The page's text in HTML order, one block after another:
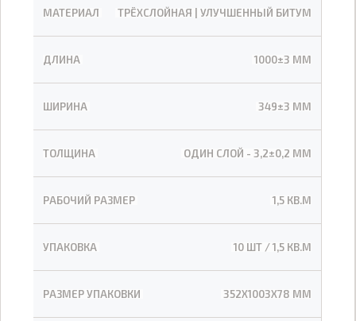
МАТЕРИАЛ ТРЁХСЛОЙНАЯ | УЛУЧШЕННЫЙ БИТУМ
ДЛИНА 1000±3 ММ
ШИРИНА 349±3 ММ
ТОЛЩИНА ОДИН СЛОЙ - 3,2±0,2 ММ
РАБОЧИЙ РАЗМЕР 1,5 КВ.М
УПАКОВКА 10 ШТ / 1,5 КВ.М
РАЗМЕР УПАКОВКИ 352Х1003Х78 ММ